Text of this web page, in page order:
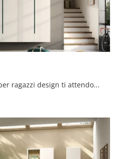
Le più esclusive camerette per ragazzi design ti attendono! Scopri il modello Y115 di Moretti Compact Camerette.